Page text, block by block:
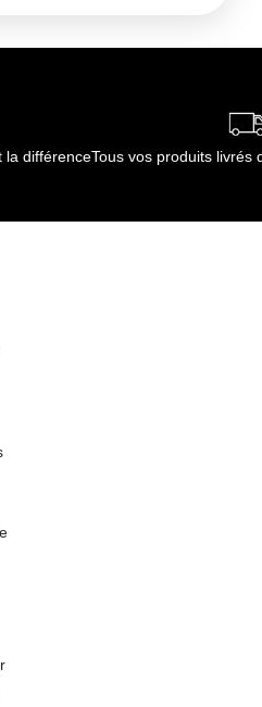
334 kj
0.02 g
la différenceTous vos produits livrés